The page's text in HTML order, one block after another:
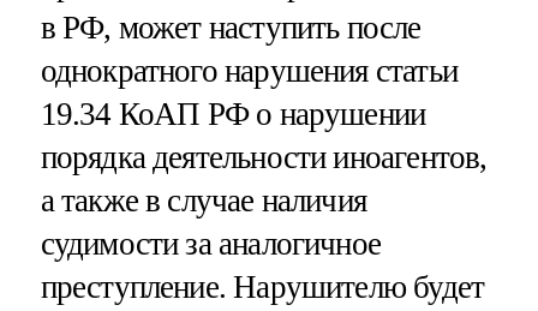
в РФ, может наступить после
однократного нарушения статьи
19.34 КоАП РФ о нарушении
порядка деятельности иноагентов,
а также в случае наличия
судимости за аналогичное
преступление. Нарушителю будет